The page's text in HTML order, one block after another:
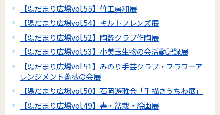
【陽だまり広場vol.55】竹工房和展
【陽だまり広場vol.54】キルトフレンズ展
【陽だまり広場vol.52】陶酔クラブ作陶展
【陽だまり広場vol.53】小美玉生物の会活動記録展
【陽だまり広場vol.51】みのり手芸クラブ・フラワーア
レンジメント薔薇の会展
【陽だまり広場vol.50】石岡遊雅会「手描きうちわ展」
【陽だまり広場vol.49】書・盆栽・絵画展